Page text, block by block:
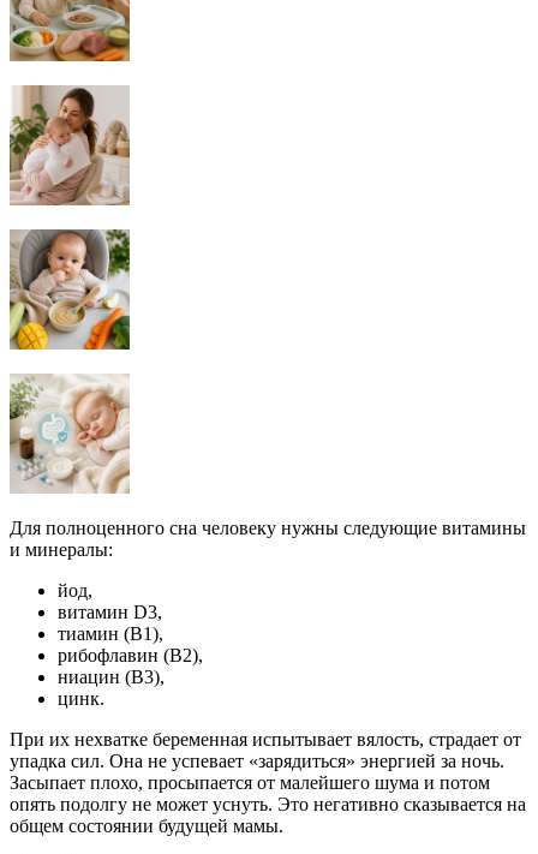
Для полноценного сна человеку нужны следующие витамины
и минералы:
йод,
витамин D3,
тиамин (В1),
рибофлавин (В2),
ниацин (В3),
цинк.
При их нехватке беременная испытывает вялость, страдает от
упадка сил. Она не успевает «зарядиться» энергией за ночь.
Засыпает плохо, просыпается от малейшего шума и потом
опять подолгу не может уснуть. Это негативно сказывается на
общем состоянии будущей мамы.